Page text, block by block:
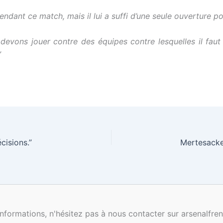
ce match, mais il lui a suffi d’une seule ouverture
jouer contre des équipes contre lesquelles il
n'hésitez pas à nous contacter sur